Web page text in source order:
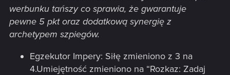
werbunku tańszy co sprawia, że gwarantuje
pewne 5 pkt oraz dodatkową synergię z
archetypem szpiegów.
Egzekutor Impery: Siłę zmieniono z 3 na
4.Umiejętność zmieniono na “Rozkaz: Zadaj